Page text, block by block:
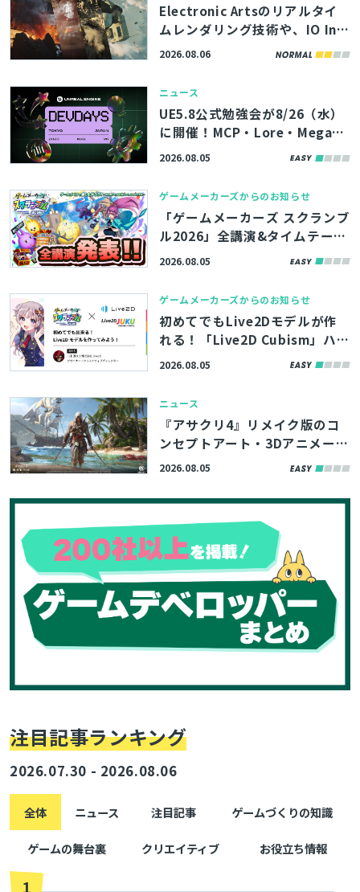
Electronic Artsのリアルタイ
ムレンダリング技術や、IO Int
eractive内製エンジンのボリュ
強会の講演資料が公開
2026.08.06
ニュース
UE5.8公式勉強会が8/26（水）
に開催！MCP・Lore・MegaLi
ghtsなど、最新機能やツールの
e Tokyo Dev Days 26’」、先
着100名まで参加者募集中
2026.08.05
ゲームメーカーズからのお知らせ
「ゲームメーカーズ スクランブ
ル2026」全講演&タイムテーブ
ルを発表！『プラグマタ』の開
ど
2026.08.05
ゲームメーカーズからのお知らせ
初めてでもLive2Dモデルが作
れる！「Live2D Cubism」ハン
ズオンが「ゲームメーカーズ ス
2026.08.05
ニュース
『アサクリ4』リメイク版のコ
ンセプトアート・3Dアニメーシ
ョンなど500点以上、ArtStati
2026.08.05
注目記事ランキング
2026.07.30 - 2026.08.06
全体 ニュース 注目記事 ゲームづくりの知識
ゲームの舞台裏 クリエイティブ お役立ち情報
1